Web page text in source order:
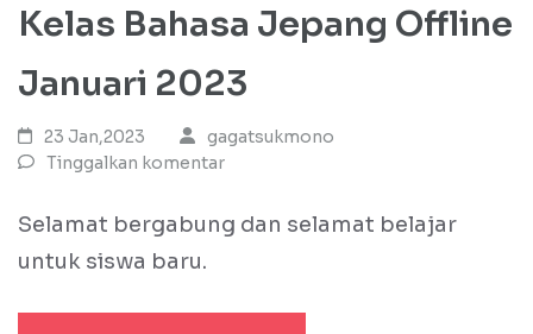
Kelas Bahasa Jepang Offline
Januari 2023
23 Jan,2023
gagatsukmono
Tinggalkan komentar
Selamat bergabung dan selamat belajar
untuk siswa baru.